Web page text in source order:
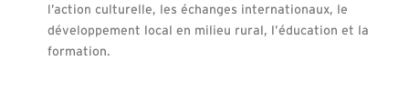
l’action culturelle, les échanges internationaux, le
développement local en milieu rural, l’éducation et la
formation.